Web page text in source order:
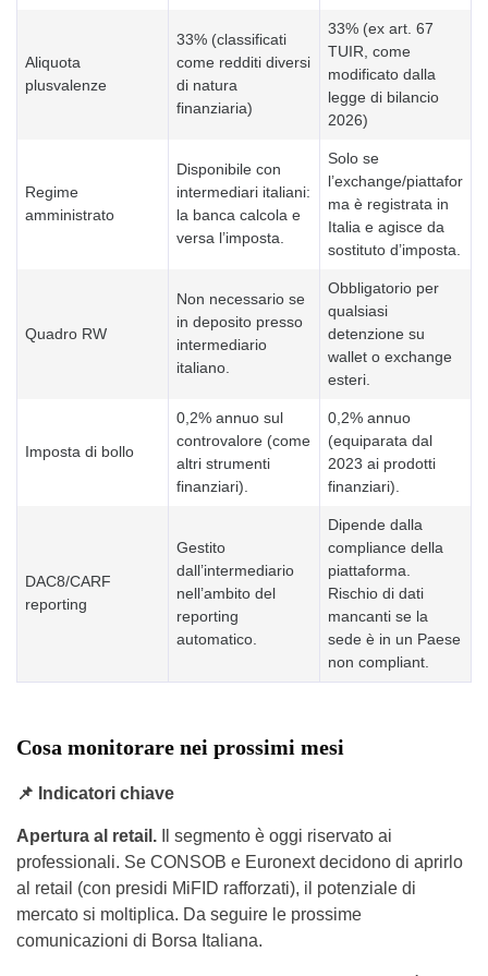
Aliquota
plusvalenze
33% (classificati
come redditi diversi
di natura
finanziaria)
33% (ex art. 67
TUIR, come
modificato dalla
legge di bilancio
2026)
Regime
amministrato
Disponibile con
intermediari italiani:
la banca calcola e
versa l’imposta.
Solo se
l’exchange/piattafor
ma è registrata in
Italia e agisce da
sostituto d’imposta.
Quadro RW
Non necessario se
in deposito presso
intermediario
italiano.
Obbligatorio per
qualsiasi
detenzione su
wallet o exchange
esteri.
Imposta di bollo
0,2% annuo sul
controvalore (come
altri strumenti
finanziari).
0,2% annuo
(equiparata dal
2023 ai prodotti
finanziari).
DAC8/CARF
reporting
Gestito
dall’intermediario
nell’ambito del
reporting
automatico.
Dipende dalla
compliance della
piattaforma.
Rischio di dati
mancanti se la
sede è in un Paese
non compliant.
Cosa monitorare nei prossimi mesi
📌 Indicatori chiave
Apertura al retail.
Il segmento è oggi riservato ai
professionali. Se CONSOB e Euronext decidono di aprirlo
al retail (con presidi MiFID rafforzati), il potenziale di
mercato si moltiplica. Da seguire le prossime
comunicazioni di Borsa Italiana.